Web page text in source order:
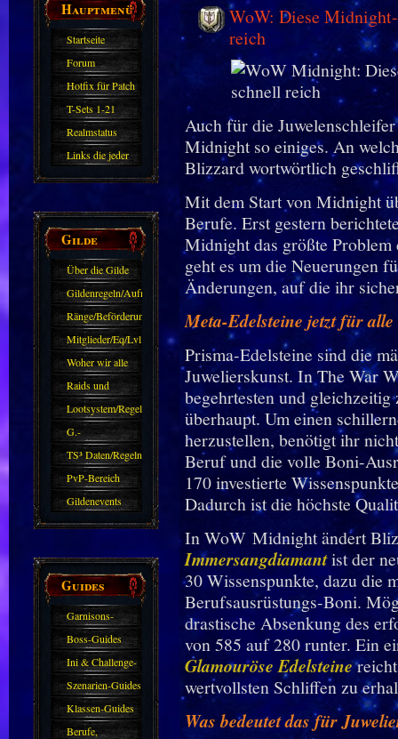
Hauptmenü
Startseite
Forum
Hotfix für Patch
11.X
T-Sets 1-21
Realmstatus
Links die jeder
kennen sollte?!
Gilde
Über die Gilde
(DAW)
Gildenregeln/Aufnahme
Ränge/Beförderungen
Mitglieder/Eq/Lvl
Woher wir alle
kommen.
Raids und
Zubehör
Lootsystem/Regeln
G.-
Sparkasse/Goldleihen
TS³ Daten/Regeln
PvP-Bereich
Gildenevents
Guides
Garnisons-
Guides
Boss-Guides
Ini & Challenge-
Guides
Szenarien-Guides
Klassen-Guides
Berufe,
WoW: Diese
reich
Auch für die
Midnight so einiges. An
Blizzard wortwörtlich
Mit dem Start von Midnight
Berufe. Erst gestern
Midnight das größte
geht es um die Neuerungen
Änderungen, auf die ihr
Meta-Edelsteine jetzt für
Prisma-Edelsteine sind die
Juwelierskunst. In The War
begehrtesten und
überhaupt. Um einen
herzustellen, benötigt ihr
Beruf und die volle Boni-
170 investierte
Dadurch ist die höchste
In WoW Midnight ändert
Immersangdiamantist der
30 Wissenspunkte, dazu die
Berufsausrüstungs-Boni.
drastische Absenkung des
von 585 auf 280 runter. Ein
Glamouröse Edelsteinereicht
wertvollsten Schliffen zu
Was bedeutet das für